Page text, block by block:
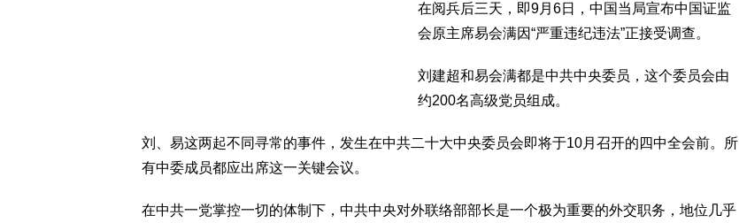
在阅兵后三天，即9月6日，中国当局宣布中国证监
会原主席易会满因“严重违纪违法”正接受调查。
刘建超和易会满都是中共中央委员，这个委员会由
约200名高级党员组成。
刘、易这两起不同寻常的事件，发生在中共二十大中央委员会即将于10月召开的四中全会前。所
有中委成员都应出席这一关键会议。
在中共一党掌控一切的体制下，中共中央对外联络部部长是一个极为重要的外交职务，地位几乎